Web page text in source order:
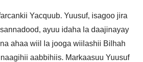
Yacquub. Yuusuf, isagoo jira
ayuu idaha la daajinayay
ahaa wiil la jooga wiilashii Bilhah
aabbihiis. Markaasuu Yuusuf